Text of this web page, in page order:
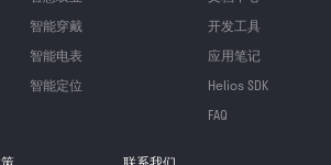
智能穿戴
智能电表
智能定位
开发工具
应用笔记
Helios SDK
FAQ